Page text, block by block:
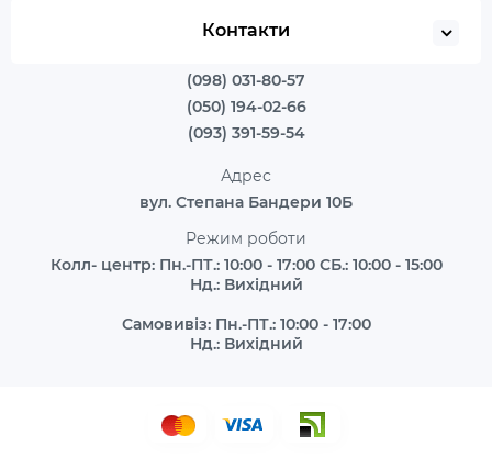
Контакти
(098) 031-80-57
(050) 194-02-66
(093) 391-59-54
Адрес
вул. Степана Бандери 10Б
Режим роботи
Колл- центр: Пн.-ПТ.: 10:00 - 17:00 СБ.: 10:00 - 15:00
Нд.: Вихідний
Самовивіз: Пн.-ПТ.: 10:00 - 17:00
Нд.: Вихідний